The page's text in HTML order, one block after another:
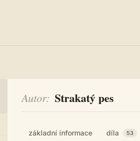
Autor Strakatý pes
základní informace díla 53